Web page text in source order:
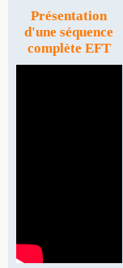
Présentation
d'une séquence
complète EFT